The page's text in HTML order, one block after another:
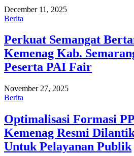
December 11, 2025
Berita
Perkuat Semangat
Kemenag Kab.
Peserta PAI Fair
November 27, 2025
Berita
Optimalisasi Formasi
Kemenag Resmi
Untuk Pelayanan Publik